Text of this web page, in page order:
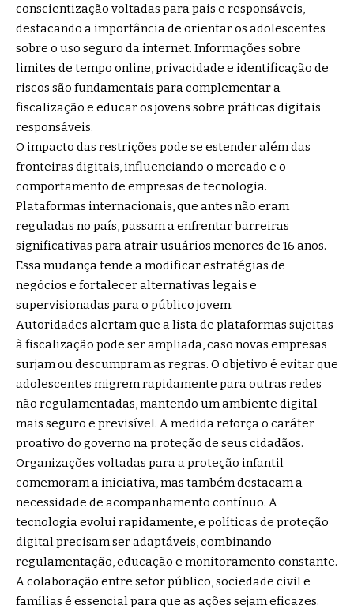
conscientização voltadas para pais e responsáveis,
destacando a importância de orientar os adolescentes
sobre o uso seguro da internet. Informações sobre
limites de tempo online, privacidade e identificação de
riscos são fundamentais para complementar a
fiscalização e educar os jovens sobre práticas digitais
responsáveis.
O impacto das restrições pode se estender além das
fronteiras digitais, influenciando o mercado e o
comportamento de empresas de tecnologia.
Plataformas internacionais, que antes não eram
reguladas no país, passam a enfrentar barreiras
significativas para atrair usuários menores de 16 anos.
Essa mudança tende a modificar estratégias de
negócios e fortalecer alternativas legais e
supervisionadas para o público jovem.
Autoridades alertam que a lista de plataformas sujeitas
à fiscalização pode ser ampliada, caso novas empresas
surjam ou descumpram as regras. O objetivo é evitar que
adolescentes migrem rapidamente para outras redes
não regulamentadas, mantendo um ambiente digital
mais seguro e previsível. A medida reforça o caráter
proativo do governo na proteção de seus cidadãos.
Organizações voltadas para a proteção infantil
comemoram a iniciativa, mas também destacam a
necessidade de acompanhamento contínuo. A
tecnologia evolui rapidamente, e políticas de proteção
digital precisam ser adaptáveis, combinando
regulamentação, educação e monitoramento constante.
A colaboração entre setor público, sociedade civil e
famílias é essencial para que as ações sejam eficazes.